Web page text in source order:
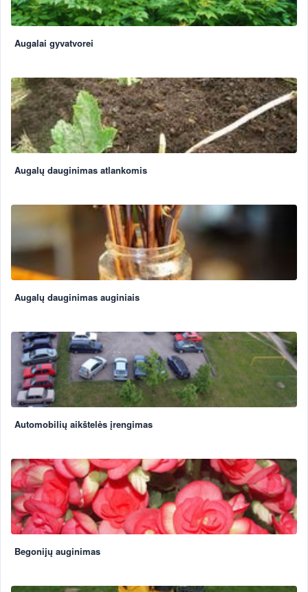
Augalai gyvatvorei
Augalų dauginimas atlankomis
Augalų dauginimas auginiais
Automobilių aikštelės įrengimas
Begonijų auginimas